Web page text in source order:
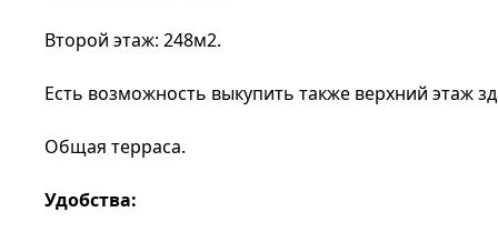
Второй этаж: 248м2.
Есть возможность выкупить также верхний этаж
Общая терраса.
Удобства: